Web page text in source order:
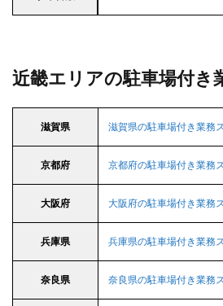
近畿エリアの駐車場付き
滋賀県 滋賀県の駐車場付き業務
京都府 京都府の駐車場付き業務
大阪府 大阪府の駐車場付き業務
兵庫県 兵庫県の駐車場付き業務
奈良県 奈良県の駐車場付き業務